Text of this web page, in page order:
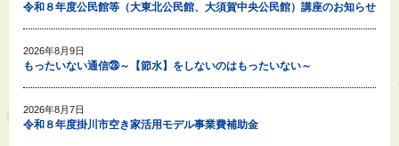
令和８年度公民館等（大東北公民館、大須賀中央公民館）講座のお知らせ
2026年8月9日
もったいない通信㉘～【節水】をしないのはもったいない～
2026年8月7日
令和８年度掛川市空き家活用モデル事業費補助金